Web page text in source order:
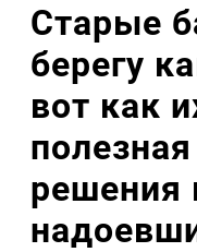
Старые
берегу
вот как
решения